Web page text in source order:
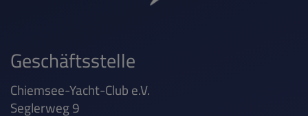
Geschäftsstelle
Chiemsee-Yacht-Club e.V.
Seglerweg 9